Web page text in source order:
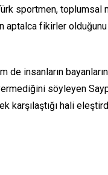
sportmen, toplumsal
aptalca fikirler
de insanların
söyleyen
karşılaştığı hali